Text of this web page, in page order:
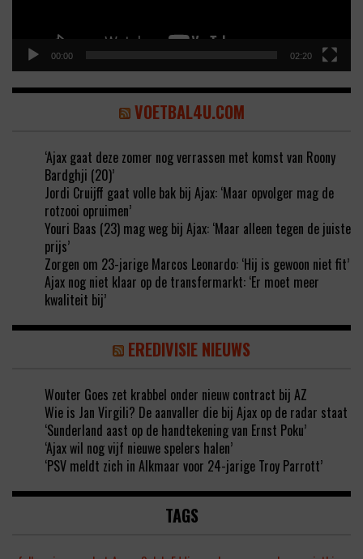
00:00 02:20
VOETBAL4U.COM
‘Ajax gaat deze zomer nog verrassen met komst van Roony
Bardghji (20)’
Jordi Cruijff gaat volle bak bij Ajax: ‘Maar opvolger mag de
rotzooi opruimen’
Youri Baas (23) mag weg bij Ajax: ‘Maar alleen tegen de juiste
prijs’
Zorgen om 23-jarige Marcos Leonardo: ‘Hij is gewoon niet fit’
Ajax nog niet klaar op de transfermarkt: ‘Er moet meer
kwaliteit bij’
EREDIVISIE NIEUWS
Wouter Goes zet krabbel onder nieuw contract bij AZ
Wie is Jan Virgili? De aanvaller die bij Ajax op de radar staat
‘Sunderland aast op de handtekening van Ernst Poku’
‘Ajax wil nog vijf nieuwe spelers halen’
‘PSV meldt zich in Alkmaar voor 24-jarige Troy Parrott’
TAGS